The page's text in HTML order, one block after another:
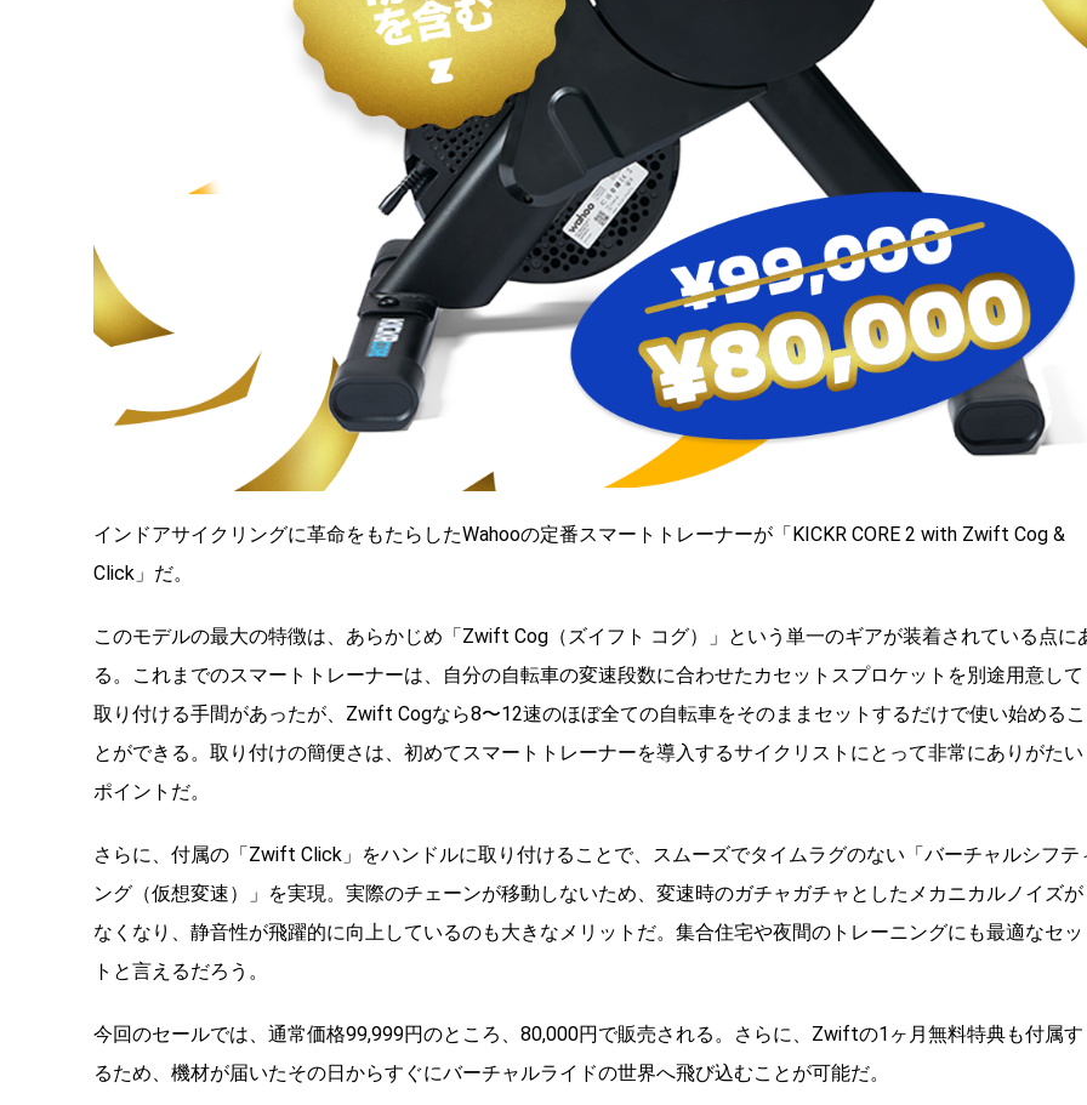
インドアサイクリングに革命をもたらしたWahooの定番スマートトレーナーが「KICKR CORE 2 with Zwift Cog &
Click」だ。
このモデルの最大の特徴は、あらかじめ「Zwift Cog（ズイフト コグ）」という単一のギアが装着されている点に
る。これまでのスマートトレーナーは、自分の自転車の変速段数に合わせたカセットスプロケットを別途用意して
取り付ける手間があったが、Zwift Cogなら8〜12速のほぼ全ての自転車をそのままセットするだけで使い始めるこ
とができる。取り付けの簡便さは、初めてスマートトレーナーを導入するサイクリストにとって非常にありがたい
ポイントだ。
さらに、付属の「Zwift Click」をハンドルに取り付けることで、スムーズでタイムラグのない「バーチャルシフテ
ング（仮想変速）」を実現。実際のチェーンが移動しないため、変速時のガチャガチャとしたメカニカルノイズが
なくなり、静音性が飛躍的に向上しているのも大きなメリットだ。集合住宅や夜間のトレーニングにも最適なセッ
トと言えるだろう。
今回のセールでは、通常価格99,999円のところ、 80,000円で販売される。さらに、Zwiftの1ヶ月無料特典も付属す
るため、機材が届いたその日からすぐにバーチャルライドの世界へ飛び込むことが可能だ。